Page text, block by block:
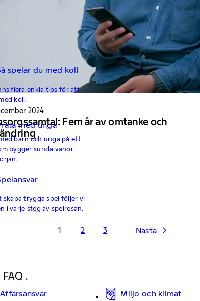
spelar du med koll
flera enkla tips för att
koll.
med unga
barn och unga på ett
bygger sunda vanor
skapa trygga spel följer vi
i varje steg av spelresan.
Affärsansvar Miljö och klimat
2024
Fem år av omtanke och
1 2 3 Nästa
.